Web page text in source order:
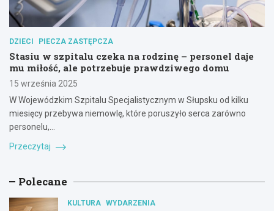
DZIECI PIECZA ZASTĘPCZA
Stasiu w szpitalu czeka na rodzinę – personel daje
mu miłość, ale potrzebuje prawdziwego domu
15 września 2025
W Wojewódzkim Szpitalu Specjalistycznym w Słupsku od kilku
miesięcy przebywa niemowlę, które poruszyło serca zarówno
personelu,…
Przeczytaj
Polecane
KULTURA WYDARZENIA